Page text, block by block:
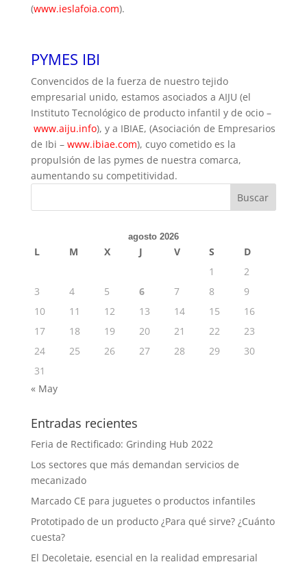
(www.ieslafoia.com).
PYMES IBI
Convencidos de la fuerza de nuestro tejido
empresarial unido, estamos asociados a AIJU (el
Instituto Tecnológico de producto infantil y de ocio –
www.aiju.info), y a IBIAE, (Asociación de Empresarios
de Ibi – www.ibiae.com), cuyo cometido es la
propulsión de las pymes de nuestra comarca,
aumentando su competitividad.
agosto 2026
L M X J V S
D
1
2
3
4 5 6 7 8
9
10
11 12 13 14 15
16
17
18 19 20 21 22
23
24
25 26 27 28 29
30
31
« May
Entradas recientes
Feria de Rectificado: Grinding Hub 2022
Los sectores que más demandan servicios de
mecanizado
Marcado CE para juguetes o productos infantiles
Prototipado de un producto ¿Para qué sirve? ¿Cuánto
cuesta?
El Decoletaje, esencial en la realidad empresarial